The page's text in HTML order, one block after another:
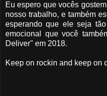
Eu espero que vocês
nosso trabalho, e também
esperando que ele seja
emocional que você
Deliver" em 2018.
Keep on rockin and keep on